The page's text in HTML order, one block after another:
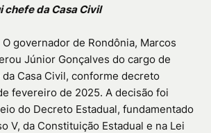
chefe da Casa Civil
O governador de Rondônia, Marcos
Júnior Gonçalves do cargo de
Casa Civil, conforme decreto
fevereiro de 2025. A decisão foi
do Decreto Estadual, fundamentado
V, da Constituição Estadual e na Lei